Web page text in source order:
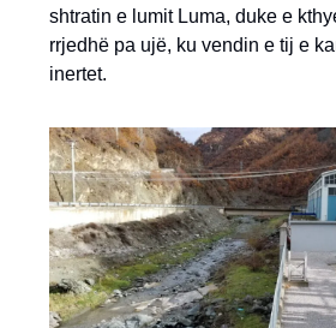
shtratin e lumit Luma, duke e
rrjedhë pa ujë, ku vendin e tij e
inertet.